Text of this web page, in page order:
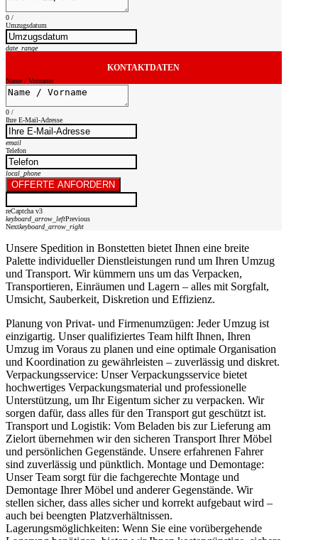
0 /
Umzugsdatum
date_range
KONTAKTDATEN
Name / Vorname
0 /
Ihre E-Mail-Adresse
email
Telefon
local_phone
OFFERTE ANFORDERN
reCaptcha v3
keyboard_arrow_leftPrevious
Nextkeyboard_arrow_right
Unsere Spedition in Bonstetten bietet Ihnen eine breite
Palette individueller Dienstleistungen rund um Ihren Umzug
und Transport. Wir kümmern uns um das Verpacken,
Transportieren, Einräumen und Lagern – alles mit Sorgfalt,
Umsicht, Sauberkeit, Diskretion und Effizienz.
Planung von Privat- und Firmenumzügen: Jeder Umzug ist
einzigartig. Unser qualifiziertes Team hilft Ihnen, Ihren
Umzug im Voraus zu planen und eine optimale Organisation
und Koordination zu gewährleisten – zuverlässig und diskret.
Verpackungsservice: Unser Verpackungsservice bietet
hochwertiges Verpackungsmaterial und professionelle
Unterstützung, um Ihr Eigentum sicher zu verpacken. Wir
sorgen dafür, dass alles für den Transport gut geschützt ist.
Transport und Logistik: Vom Beladen bis zur Lieferung am
Zielort übernehmen wir den sicheren Transport Ihrer Möbel
und persönlichen Gegenstände. Unsere erfahrenen Fahrer
sind zuverlässig und pünktlich. Montage und Demontage:
Unser Team sorgt für die fachgerechte Montage und
Demontage Ihrer Möbel und anderer Gegenstände. Wir
stellen sicher, dass alles sicher und korrekt aufgebaut wird –
auch bei beengten Platzverhältnissen.
Lagerungsmöglichkeiten: Wenn Sie eine vorübergehende